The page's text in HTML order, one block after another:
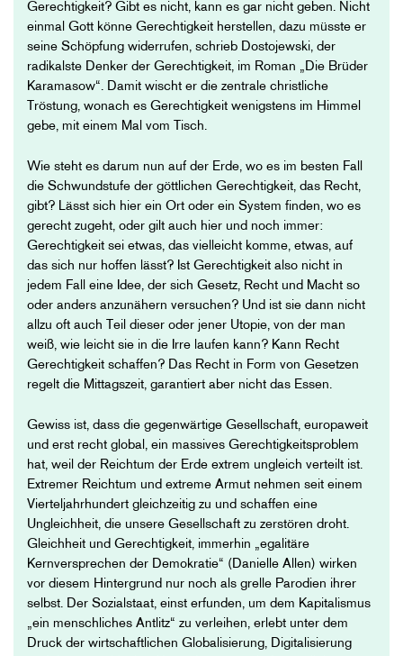
Gerechtigkeit? Gibt es nicht, kann es gar nicht geben. Nicht
einmal Gott könne Gerechtigkeit herstellen, dazu müsste er
seine Schöpfung widerrufen, schrieb Dostojewski, der
radikalste Denker der Gerechtigkeit, im Roman „Die Brüder
Karamasow“. Damit wischt er die zentrale christliche
Tröstung, wonach es Gerechtigkeit wenigstens im Himmel
gebe, mit einem Mal vom Tisch.
Wie steht es darum nun auf der Erde, wo es im besten Fall
die Schwundstufe der göttlichen Gerechtigkeit, das Recht,
gibt? Lässt sich hier ein Ort oder ein System finden, wo es
gerecht zugeht, oder gilt auch hier und noch immer:
Gerechtigkeit sei etwas, das vielleicht komme, etwas, auf
das sich nur hoffen lässt? Ist Gerechtigkeit also nicht in
jedem Fall eine Idee, der sich Gesetz, Recht und Macht so
oder anders anzunähern versuchen? Und ist sie dann nicht
allzu oft auch Teil dieser oder jener Utopie, von der man
weiß, wie leicht sie in die Irre laufen kann? Kann Recht
Gerechtigkeit schaffen? Das Recht in Form von Gesetzen
regelt die Mittagszeit, garantiert aber nicht das Essen.
Gewiss ist, dass die gegenwärtige Gesellschaft, europaweit
und erst recht global, ein massives Gerechtigkeitsproblem
hat, weil der Reichtum der Erde extrem ungleich verteilt ist.
Extremer Reichtum und extreme Armut nehmen seit einem
Vierteljahrhundert gleichzeitig zu und schaffen eine
Ungleichheit, die unsere Gesellschaft zu zerstören droht.
Gleichheit und Gerechtigkeit, immerhin „egalitäre
Kernversprechen der Demokratie“ (Danielle Allen) wirken
vor diesem Hintergrund nur noch als grelle Parodien ihrer
selbst. Der Sozialstaat, einst erfunden, um dem Kapitalismus
„ein menschliches Antlitz“ zu verleihen, erlebt unter dem
Druck der wirtschaftlichen Globalisierung, Digitalisierung